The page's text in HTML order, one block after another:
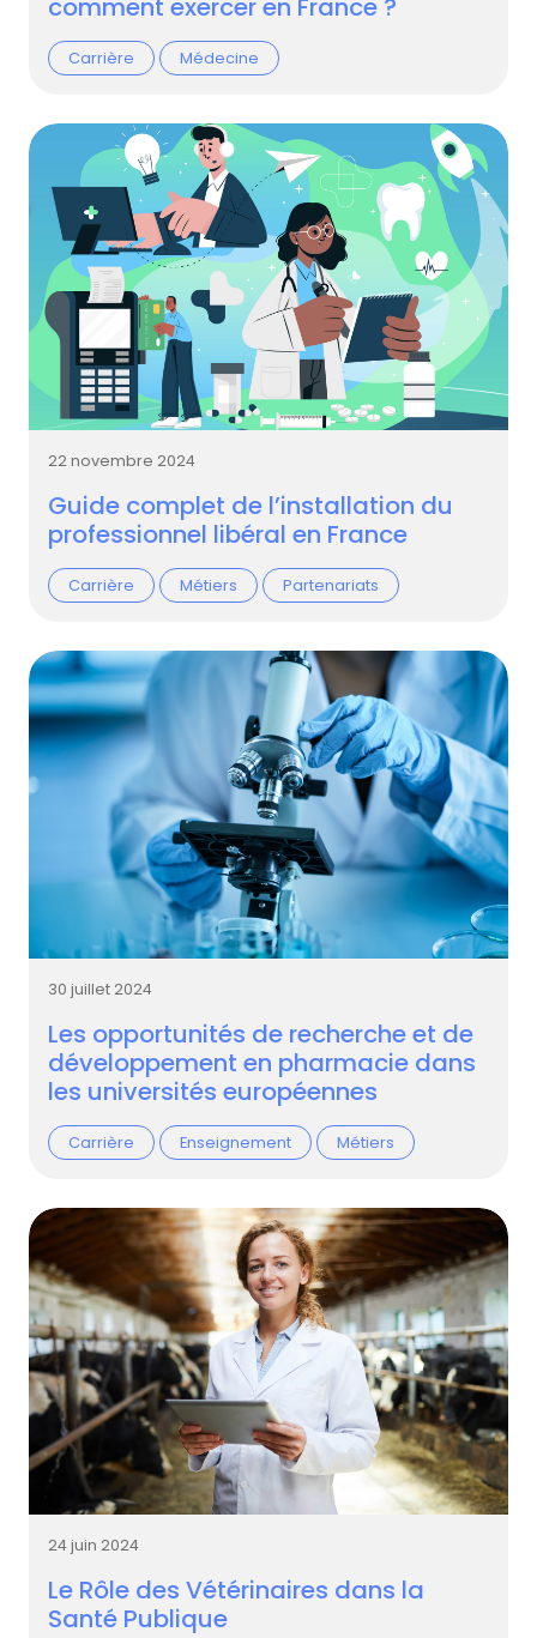
comment exercer en France ?
Carrière Médecine
22 novembre 2024
Guide complet de l’installation du
professionnel libéral en France
Carrière Métiers Partenariats
30 juillet 2024
Les opportunités de recherche et de
développement en pharmacie dans
les universités européennes
Carrière Enseignement Métiers
24 juin 2024
Le Rôle des Vétérinaires dans la
Santé Publique